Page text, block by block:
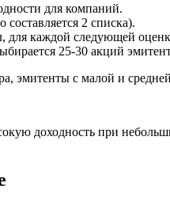
для компаний.
2 списка).
для каждой следующей
25-30 акций
эмитенты с малой и
доходность при